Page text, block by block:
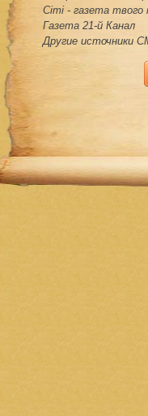
Сіті - газета твого
Газета 21-й Канал
Другие источники